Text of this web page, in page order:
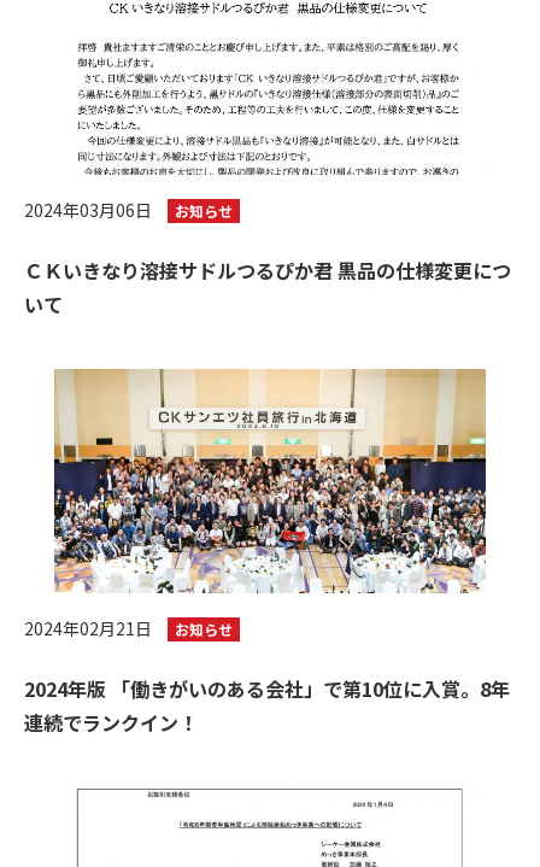
2024年03月06日 お知らせ
ＣＫいきなり溶接サドルつるぴか君 黒品の仕様変更につ
いて
2024年02月21日 お知らせ
2024年版 「働きがいのある会社」で第10位に入賞。8年
連続でランクイン！